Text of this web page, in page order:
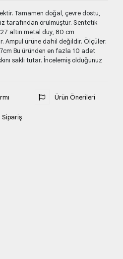
Tamamen doğal, çevre dostu,
tarafından örülmüştür. Sentetik
altın metal duy, 80 cm
Ampul ürüne dahil değildir. Ölçüler:
Bu üründen en fazla 10 adet
saklı tutar. İncelemiş olduğunuz
Sipariş
Ürün Önerileri